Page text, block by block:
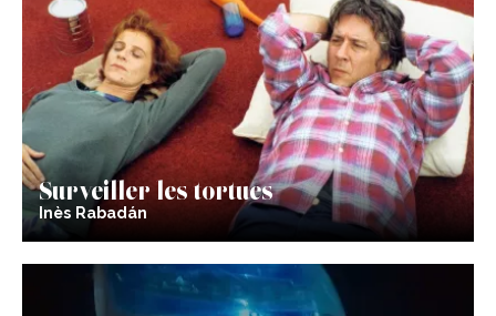
Surveiller les tortues
Inès Rabadán